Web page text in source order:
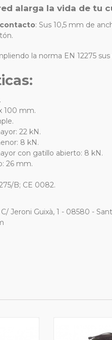
alarga la vida de tu
: Sus 10,5 mm de
la norma EN 12275
100 mm.
22 kN.
8 kN.
con gatillo abierto: 8 kN.
26 mm.
B; CE 0082.
Jeroni Guixà, 1 - 08580 -